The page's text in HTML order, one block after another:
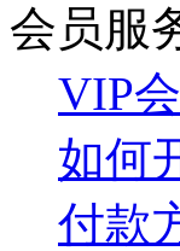
会员服
VIP
如何
付款